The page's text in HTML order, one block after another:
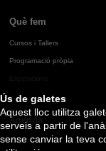
Ús de galetes
Aquest lloc utilitza
serveis a partir de
sense canviar la teva
Què fem
Cursos i Tallers
Programació pròpia
Agenda